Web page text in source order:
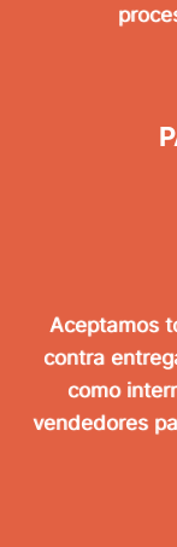
Aceptamos
contra
como
vendedores